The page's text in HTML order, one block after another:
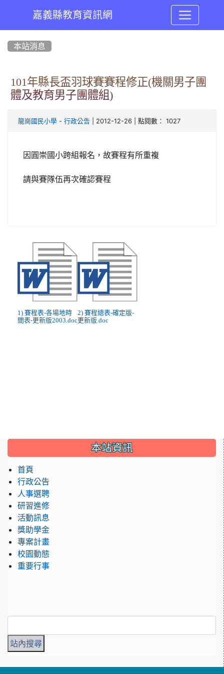
嘉義縣教育資訊網
本站消息
101年縣長盃羽球賽賽程修正(機關男子團
體及教育男子團體組)
龍崗國民小學 - 行政公告 | 2012-12-26 | 點閱數： 1027
因圓崇國小跨組報名，故賽程有所重複
請與賽隊伍再次確認賽程
1) 賽程表-各場地時
間表-更新版2003.doc
2) 賽程總表-確定版-
更新版.doc
::: 本站資訊
首頁
行政公告
人事選聘
研習進修
活動訊息
獎助學金
專案計畫
校園動態
重要行事